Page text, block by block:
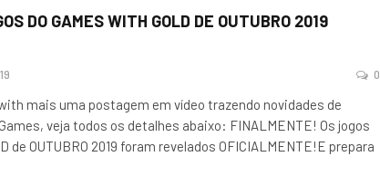
DO GAMES WITH GOLD DE OUTUBRO 2019
0
mais uma postagem em vídeo trazendo novidades de
veja todos os detalhes abaixo: FINALMENTE! Os jogos
de OUTUBRO 2019 foram revelados OFICIALMENTE!E prepara